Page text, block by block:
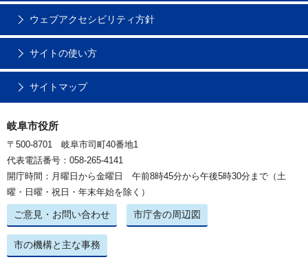
ウェブアクセシビリティ方針
サイトの使い方
サイトマップ
岐阜市役所
〒500-8701 岐阜市司町40番地1
代表電話番号：058-265-4141
開庁時間：月曜日から金曜日 午前8時45分から午後5時30分まで（土
曜・日曜・祝日・年末年始を除く）
ご意見・お問い合わせ 市庁舎の周辺図
市の機構と主な事務